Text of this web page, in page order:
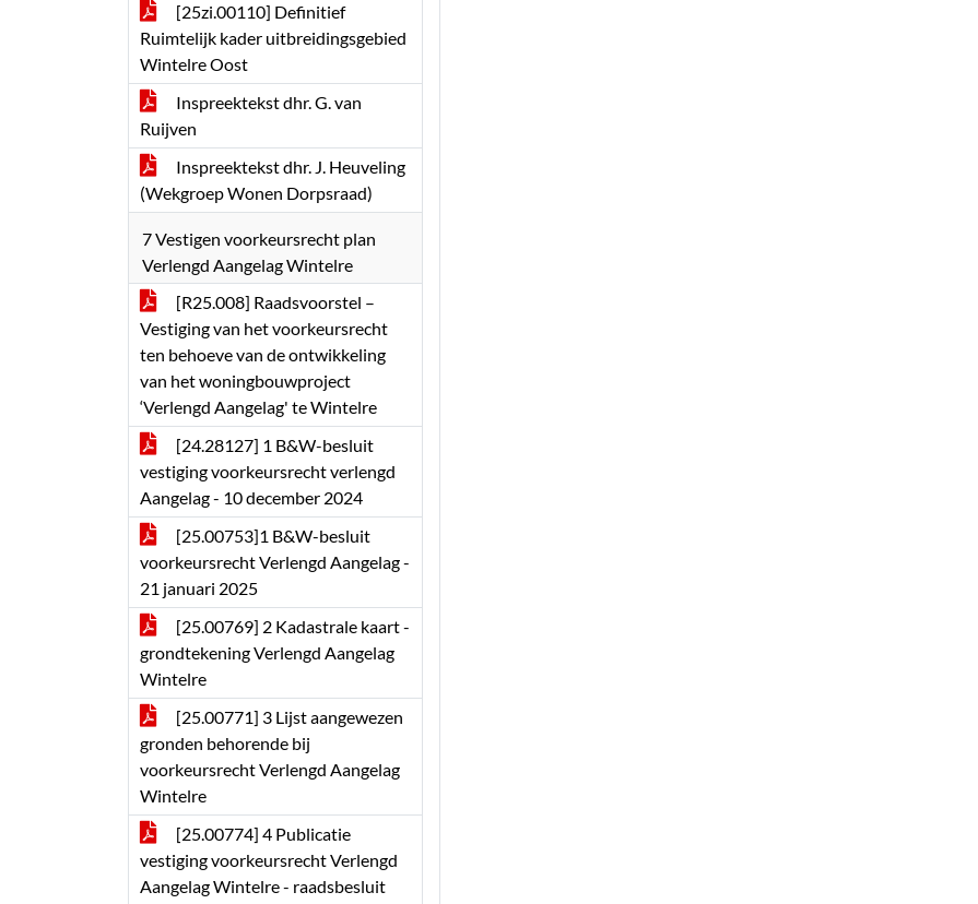
[25zi.00110] Definitief
Ruimtelijk kader uitbreidingsgebied
Wintelre Oost
Inspreektekst dhr. G. van
Ruijven
Inspreektekst dhr. J. Heuveling
(Wekgroep Wonen Dorpsraad)
7 Vestigen voorkeursrecht plan
Verlengd Aangelag Wintelre
[R25.008] Raadsvoorstel –
Vestiging van het voorkeursrecht
ten behoeve van de ontwikkeling
van het woningbouwproject
‘Verlengd Aangelag' te Wintelre
[24.28127] 1 B&W-besluit
vestiging voorkeursrecht verlengd
Aangelag - 10 december 2024
[25.00753]1 B&W-besluit
voorkeursrecht Verlengd Aangelag -
21 januari 2025
[25.00769] 2 Kadastrale kaart -
grondtekening Verlengd Aangelag
Wintelre
[25.00771] 3 Lijst aangewezen
gronden behorende bij
voorkeursrecht Verlengd Aangelag
Wintelre
[25.00774] 4 Publicatie
vestiging voorkeursrecht Verlengd
Aangelag Wintelre - raadsbesluit